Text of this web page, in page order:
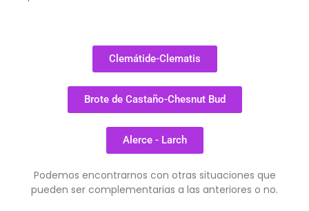
Clemátide-Clematis
Brote de Castaño-Chesnut Bud
Alerce - Larch
Podemos encontrarnos con otras situaciones que
pueden ser complementarias a las anteriores o no.